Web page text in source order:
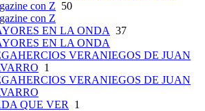
con Z 50
con Z
EN LA ONDA 37
EN LA ONDA
VERANIEGOS DE JUAN
1
VERANIEGOS DE JUAN
QUE VER 1